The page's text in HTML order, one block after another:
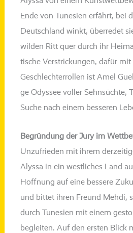
Ende von Tunesien erfährt, bei
Deutschland winkt, über­re­det
wil­den Ritt quer durch ihr
ti­sche Verstrickungen, dafür mit
Geschlechterrollen ist Amel
ge Odyssee vol­ler Sehnsüchte,
Suche nach einem bes­se­ren
Begründung der Jury im
Unzufrieden mit ihrem
Alyssa in ein west­li­ches Land
Hoffnung auf eine bes­se­re
und bit­tet ihren Freund Mehdi,
durch Tunesien mit einem
beglei­ten. Auf den ers­ten Blick